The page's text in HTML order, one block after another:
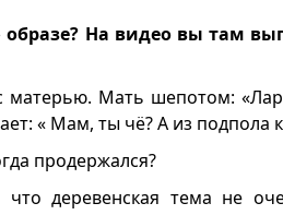
На видео вы там
Мать шепотом:
« Мам, ты чё? А из подпола
продержался?
деревенская тема не